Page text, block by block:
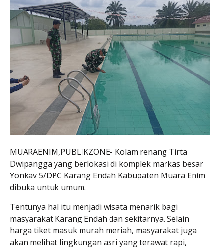
MUARAENIM,PUBLIKZONE- Kolam renang Tirta
Dwipangga yang berlokasi di komplek markas besar
Yonkav 5/DPC Karang Endah Kabupaten Muara Enim
dibuka untuk umum.
Tentunya hal itu menjadi wisata menarik bagi
masyarakat Karang Endah dan sekitarnya. Selain
harga tiket masuk murah meriah, masyarakat juga
akan melihat lingkungan asri yang terawat rapi,